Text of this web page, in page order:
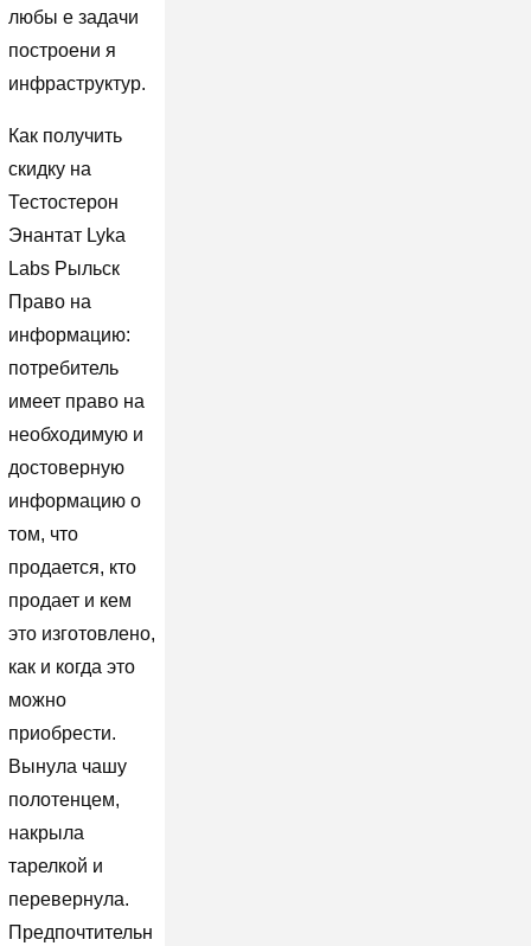
любы е задачи
построени я
инфраструктур.
Как получить
скидку на
Тестостерон
Энантат Lyka
Labs Рыльск
Право на
информацию:
потребитель
имеет право на
необходимую и
достоверную
информацию о
том, что
продается, кто
продает и кем
это изготовлено,
как и когда это
можно
приобрести.
Вынула чашу
полотенцем,
накрыла
тарелкой и
перевернула.
Предпочтительн